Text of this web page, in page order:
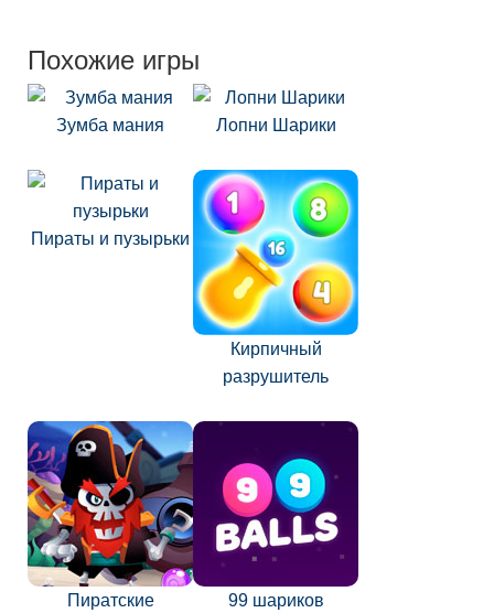
Похожие игры
Зумба мания Лопни Шарики
Пираты и пузырьки
Кирпичный
разрушитель
Пиратские
99 шариков